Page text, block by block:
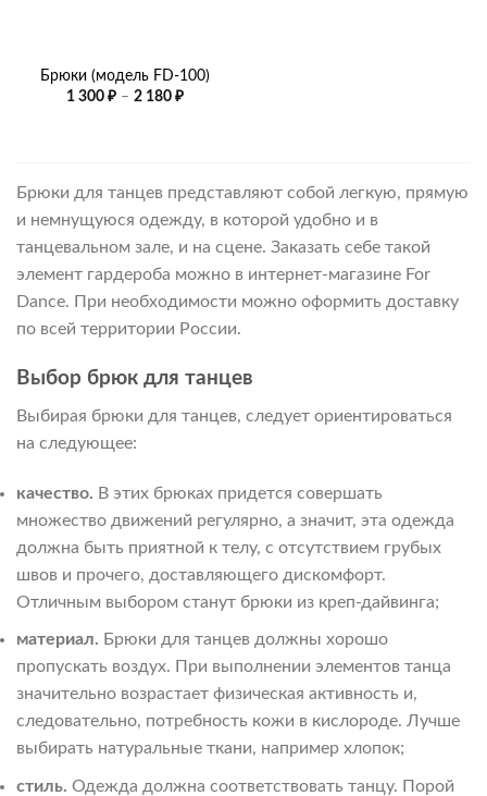
Брюки (модель FD-100)
1 300 ₽ – 2 180 ₽Диапазон
Брюки для танцев представляют собой легкую, прямую
и немнущуюся одежду, в которой удобно и в
танцевальном зале, и на сцене. Заказать себе такой
элемент гардероба можно в интернет-магазине For
Dance. При необходимости можно оформить доставку
по всей территории России.
Выбор брюк для танцев
Выбирая брюки для танцев, следует ориентироваться
на следующее:
качество. В этих брюках придется совершать
множество движений регулярно, а значит, эта одежда
должна быть приятной к телу, с отсутствием грубых
швов и прочего, доставляющего дискомфорт.
Отличным выбором станут брюки из креп-дайвинга;
материал. Брюки для танцев должны хорошо
пропускать воздух. При выполнении элементов танца
значительно возрастает физическая активность и,
следовательно, потребность кожи в кислороде. Лучше
выбирать натуральные ткани, например хлопок;
стиль. Одежда должна соответствовать танцу. Порой